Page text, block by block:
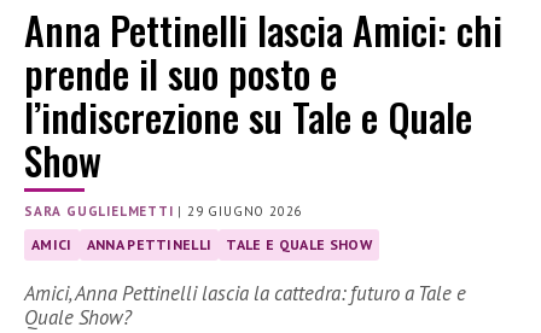
Anna Pettinelli lascia Amici: chi
prende il suo posto e
l’indiscrezione su Tale e Quale
Show
SARA GUGLIELMETTI |29 GIUGNO 2026
AMICI ANNA PETTINELLI TALE E QUALE SHOW
Amici, Anna Pettinelli lascia la cattedra: futuro a Tale e
Quale Show?